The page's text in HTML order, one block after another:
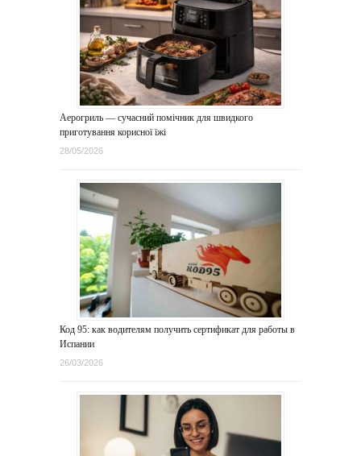
Аерогриль — сучасний помічник для швидкого
приготування корисної їжі
28/05/2026
Код 95: как водителям получить сертификат для работы в
Испании
26/03/2026